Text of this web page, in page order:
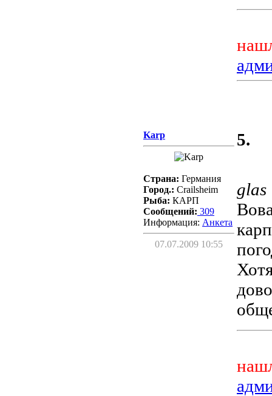
Karp
Страна: Германия
Город.: Crailsheim
Рыба: КАРП
Сообщений: 309
Информация: Aнкета
07.07.2009 10:55
5.
glas